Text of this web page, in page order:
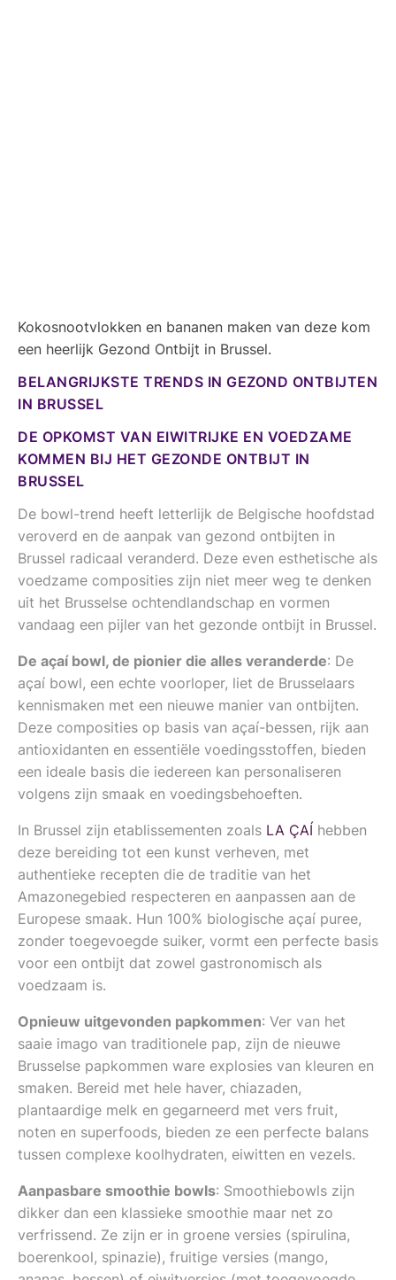
Kokosnootvlokken en bananen maken van deze kom
een heerlijk Gezond Ontbijt in Brussel.
BELANGRIJKSTE TRENDS IN GEZOND ONTBIJTEN
IN BRUSSEL
DE OPKOMST VAN EIWITRIJKE EN VOEDZAME
KOMMEN BIJ HET GEZONDE ONTBIJT IN
BRUSSEL
De bowl-trend heeft letterlijk de Belgische hoofdstad
veroverd en de aanpak van gezond ontbijten in
Brussel radicaal veranderd. Deze even esthetische als
voedzame composities zijn niet meer weg te denken
uit het Brusselse ochtendlandschap en vormen
vandaag een pijler van het gezonde ontbijt in Brussel.
De açaí bowl, de pionier die alles veranderde: De
açaí bowl, een echte voorloper, liet de Brusselaars
kennismaken met een nieuwe manier van ontbijten.
Deze composities op basis van açaí-bessen, rijk aan
antioxidanten en essentiële voedingsstoffen, bieden
een ideale basis die iedereen kan personaliseren
volgens zijn smaak en voedingsbehoeften.
In Brussel zijn etablissementen zoals LA ÇAÍ hebben
deze bereiding tot een kunst verheven, met
authentieke recepten die de traditie van het
Amazonegebied respecteren en aanpassen aan de
Europese smaak. Hun 100% biologische açaí puree,
zonder toegevoegde suiker, vormt een perfecte basis
voor een ontbijt dat zowel gastronomisch als
voedzaam is.
Opnieuw uitgevonden papkommen: Ver van het
saaie imago van traditionele pap, zijn de nieuwe
Brusselse papkommen ware explosies van kleuren en
smaken. Bereid met hele haver, chiazaden,
plantaardige melk en gegarneerd met vers fruit,
noten en superfoods, bieden ze een perfecte balans
tussen complexe koolhydraten, eiwitten en vezels.
Aanpasbare smoothie bowls: Smoothiebowls zijn
dikker dan een klassieke smoothie maar net zo
verfrissend. Ze zijn er in groene versies (spirulina,
boerenkool, spinazie), fruitige versies (mango,